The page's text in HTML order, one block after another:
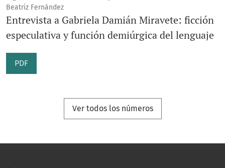
Beatriz Fernández
Entrevista a Gabriela Damián Miravete: ficción
especulativa y función demiúrgica del lenguaje
PDF
Ver todos los números